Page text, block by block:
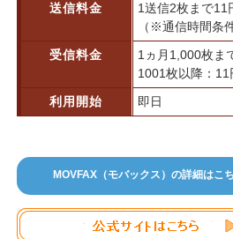
送信料金
1送信2枚まで11
（※通信時間条
受信料金
1ヵ月1,000枚ま
1001枚以降：11
利用開始
即日
MOVFAX（モバックス）の詳細はこ